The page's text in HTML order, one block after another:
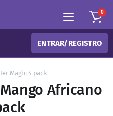
0
ENTRAR/REGISTRO
Magic 4 pack
Africano